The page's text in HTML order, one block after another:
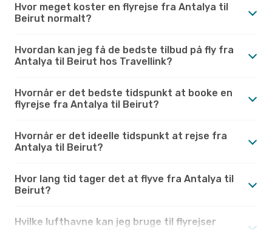
Hvor meget koster en flyrejse fra Antalya til
Beirut normalt?
Hvordan kan jeg få de bedste tilbud på fly fra
Antalya til Beirut hos Travellink?
Hvornår er det bedste tidspunkt at booke en
flyrejse fra Antalya til Beirut?
Hvornår er det ideelle tidspunkt at rejse fra
Antalya til Beirut?
Hvor lang tid tager det at flyve fra Antalya til
Beirut?
Hvilke lufthavne kan jeg bruge til flyrejser